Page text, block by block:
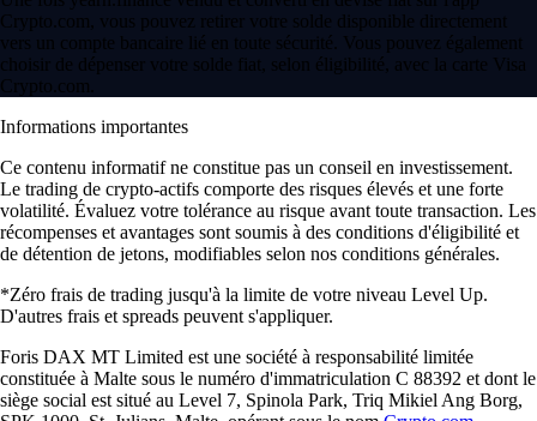
Crypto.com, vous pouvez retirer votre solde disponible directement
vers un compte bancaire lié en toute sécurité. Vous pouvez également
choisir de dépenser votre solde fiat, selon éligibilité, avec la carte Visa
Crypto.com.
Informations importantes
Ce contenu informatif ne constitue pas un conseil en investissement.
Le trading de crypto-actifs comporte des risques élevés et une forte
volatilité. Évaluez votre tolérance au risque avant toute transaction. Les
récompenses et avantages sont soumis à des conditions d'éligibilité et
de détention de jetons, modifiables selon nos conditions générales.
*Zéro frais de trading jusqu'à la limite de votre niveau Level Up.
D'autres frais et spreads peuvent s'appliquer.
Foris DAX MT Limited est une société à responsabilité limitée
constituée à Malte sous le numéro d'immatriculation C 88392 et dont le
siège social est situé au Level 7, Spinola Park, Triq Mikiel Ang Borg,